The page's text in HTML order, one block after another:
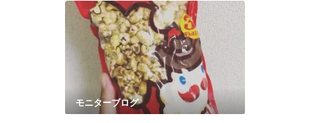
モニターブログ